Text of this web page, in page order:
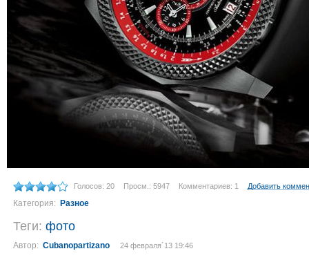
Голосов: 20 Просм.: 5947 Комментариев: 1 Добавить
Категория: Разное
Теги: фото
Автор: Cubanopartizano 24 февраля´13 19:46